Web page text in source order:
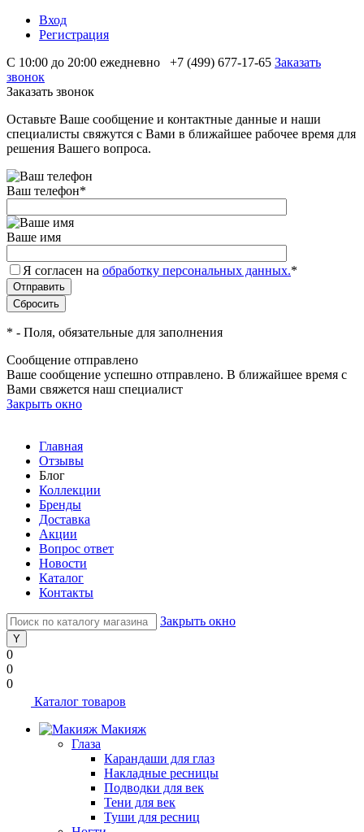
Вход
Регистрация
С 10:00 до 20:00 ежедневно
+7 (499) 677-17-65 Заказать
звонок
Заказать звонок
Оставьте Ваше сообщение и контактные данные и наши
специалисты свяжутся с Вами в ближайшее рабочее время для
решения Вашего вопроса.
Ваш телефон*
Ваше имя
Я согласен на обработку персональных данных.*
* - Поля, обязательные для заполнения
Сообщение отправлено
Ваше сообщение успешно отправлено. В ближайшее время с
Вами свяжется наш специалист
Закрыть окно
Главная
Отзывы
Блог
Коллекции
Бренды
Доставка
Акции
Вопрос ответ
Новости
Каталог
Контакты
Закрыть окно
0
0
0
Каталог товаров
Макияж
Глаза
Карандаши для глаз
Накладные ресницы
Подводки для век
Тени для век
Туши для ресниц